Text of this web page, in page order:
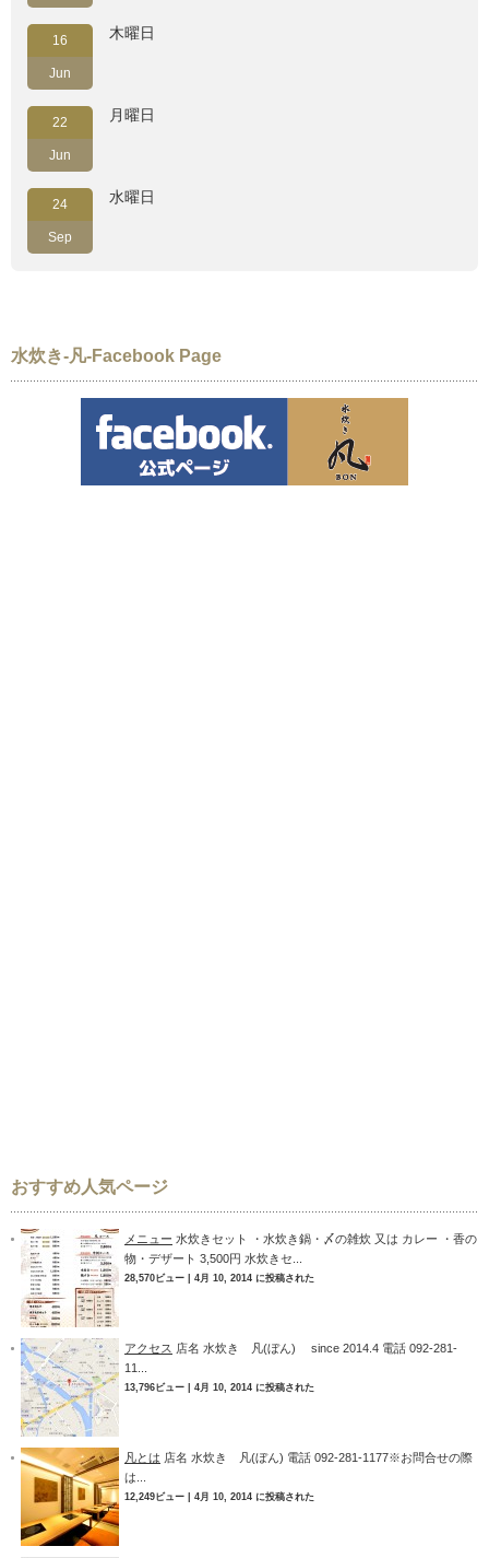
16
Jun
木曜日
22
Jun
月曜日
24
Sep
水曜日
水炊き-凡-Facebook Page
おすすめ人気ページ
メニュー 水炊きセット ・水炊き鍋・〆の雑炊 又は カレー ・香の
物・デザート 3,500円 水炊きセ...
28,570ビュー 4月 10, 2014 に投稿された
アクセス 店名 水炊き 凡(ぼん) since 2014.4 電話 092-281-
11...
13,796ビュー 4月 10, 2014 に投稿された
凡とは 店名 水炊き 凡(ぼん) 電話 092-281-1177※お問合せの際
は...
12,249ビュー 4月 10, 2014 に投稿された